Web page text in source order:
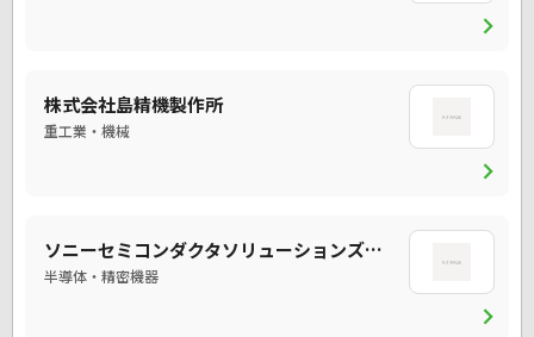
chevron_right
株式会社島精機製作所
重工業・機械
chevron_right
ソニーセミコンダクタソリューションズ株式会社
半導体・精密機器
chevron_right